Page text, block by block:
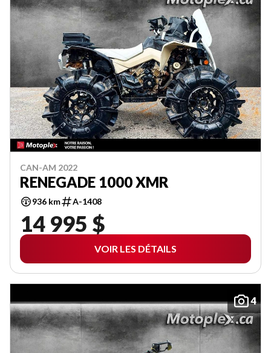
CAN-AM 2022
RENEGADE 1000 XMR
936 km A-1408
14 995 $
VOIR LES DÉTAILS
4